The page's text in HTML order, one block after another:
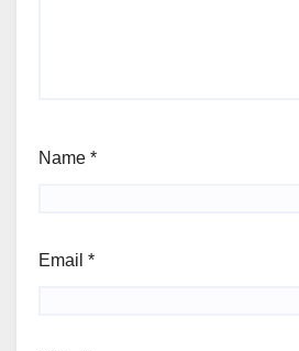
Name *
Email *